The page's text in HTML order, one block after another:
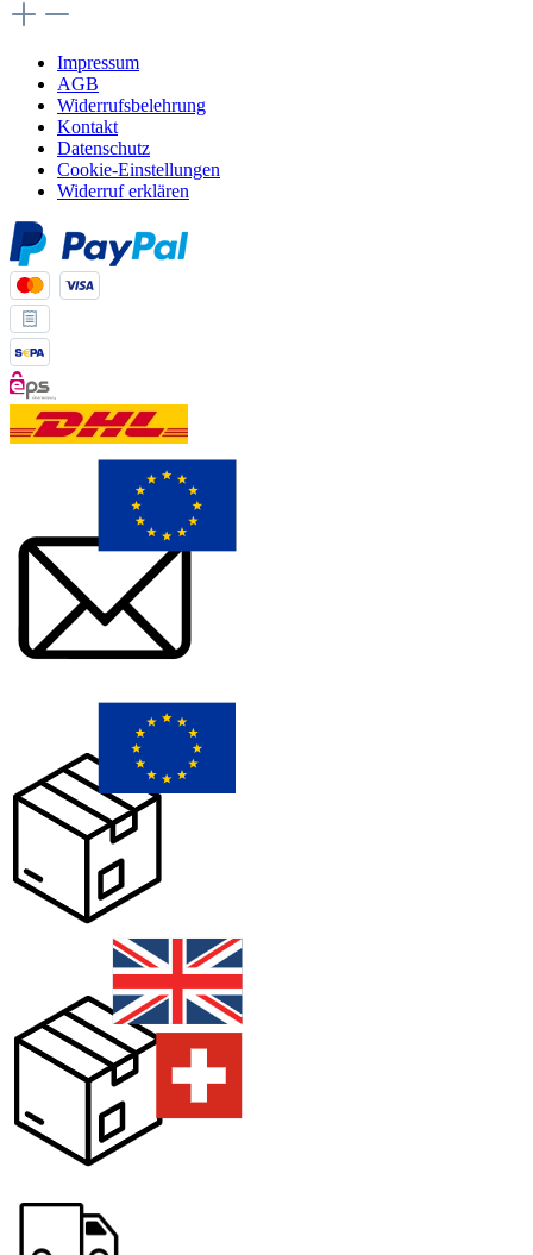
Impressum
AGB
Widerrufsbelehrung
Kontakt
Datenschutz
Cookie-Einstellungen
Widerruf erklären